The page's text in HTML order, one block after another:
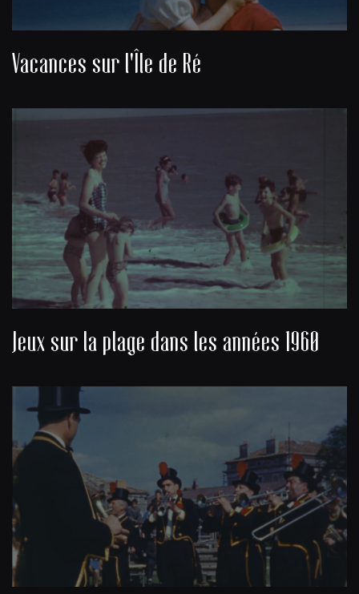
Vacances sur l'Île de Ré
Jeux sur la plage dans les années 1960